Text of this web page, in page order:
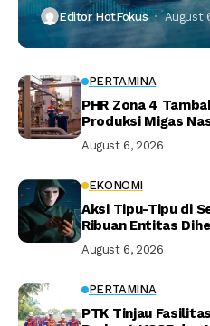
Editor HotFokus August
PERTAMINA
PHR Zona 4
Produksi Migas
August 6, 2026
EKONOMI
Aksi Tipu-Tipu di
Ribuan Entitas
August 6, 2026
PERTAMINA
PTK Tinjau